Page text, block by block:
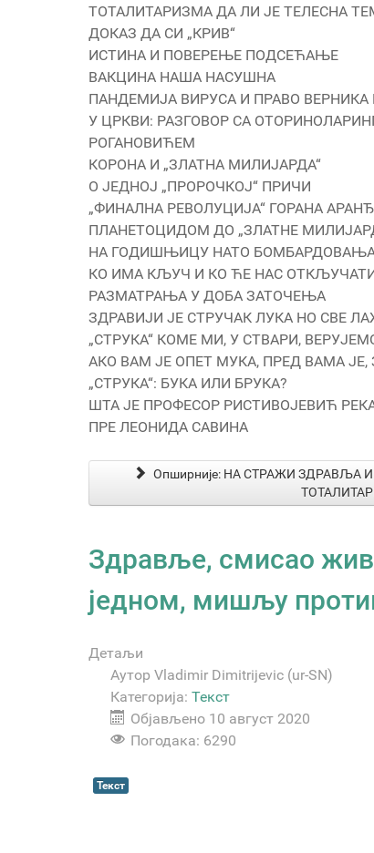
ТОТАЛИТАРИЗМА ДА ЛИ ЈЕ ТЕЛЕСНА
ДОКАЗ ДА СИ „КРИВ“
ИСТИНА И ПОВЕРЕЊЕ ПОДСЕЋАЊЕ
ВАКЦИНА НАША НАСУШНА
ПАНДЕМИЈА ВИРУСА И ПРАВО ВЕРНИКА
У ЦРКВИ: РАЗГОВОР СА
РОГАНОВИЋЕМ
КОРОНА И „ЗЛАТНА МИЛИЈАРДА“
О ЈЕДНОЈ „ПРОРОЧКОЈ“ ПРИЧИ
„ФИНАЛНА РЕВОЛУЦИЈА“ ГОРАНА
ПЛАНЕТОЦИДОМ ДО „ЗЛАТНЕ
НА ГОДИШЊИЦУ НАТО БОМБАРДОВАЊА
КО ИМА КЉУЧ И КО ЋЕ НАС
РАЗМАТРАЊА У ДОБА ЗАТОЧЕЊА
ЗДРАВИЈИ ЈЕ СТРУЧАК ЛУКА НО СВЕ
„СТРУКА“ КОМЕ МИ, У СТВАРИ,
АКО ВАМ ЈЕ ОПЕТ МУКА, ПРЕД ВАМА ЈЕ,
„СТРУКА“: БУКА ИЛИ БРУКА?
ШТА ЈЕ ПРОФЕСОР РИСТИВОЈЕВИЋ
ПРЕ ЛЕОНИДА САВИНА
Опширније: НА СТРАЖИ ЗДРАВЉА
Здравље, смисао
једном, мишљу
Детаљи
Аутор Vladimir Dimitrijevic (ur-SN)
Категорија: Текст
Објављено 10 август 2020
Погодака: 6290
Текст